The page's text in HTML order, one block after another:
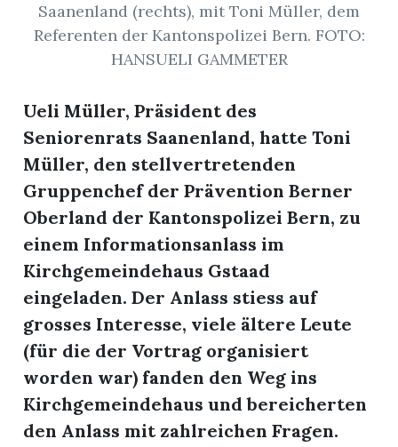
Saanenland (rechts), mit Toni Müller, dem
Referenten der Kantonspolizei Bern. FOTO:
HANSUELI GAMMETER
Ueli Müller, Präsident des
Seniorenrats Saanenland, hatte Toni
Müller, den stellvertretenden
Gruppenchef der Prävention Berner
Oberland der Kantonspolizei Bern, zu
einem Informationsanlass im
Kirchgemeindehaus Gstaad
eingeladen. Der Anlass stiess auf
grosses Interesse, viele ältere Leute
(für die der Vortrag organisiert
worden war) fanden den Weg ins
Kirchgemeindehaus und bereicherten
den Anlass mit zahlreichen Fragen.